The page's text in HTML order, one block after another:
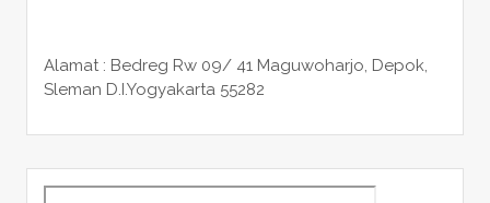
Alamat : Bedreg Rw 09/ 41 Maguwoharjo, Depok,
Sleman D.I.Yogyakarta 55282